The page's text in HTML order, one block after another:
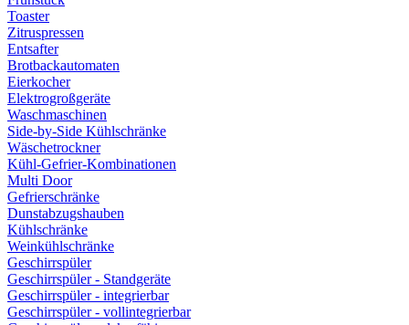
Toaster
Zitruspressen
Entsafter
Brotbackautomaten
Eierkocher
Elektrogroßgeräte
Waschmaschinen
Side-by-Side Kühlschränke
Wäschetrockner
Kühl-Gefrier-Kombinationen
Multi Door
Gefrierschränke
Dunstabzugshauben
Kühlschränke
Weinkühlschränke
Geschirrspüler
Geschirrspüler - Standgeräte
Geschirrspüler - integrierbar
Geschirrspüler - vollintegrierbar